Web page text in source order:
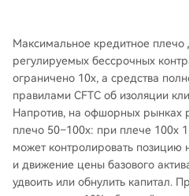
Максимальное кредитное плечо
регулируемых бессрочных
ограничено 10x, а средства
правилами CFTC об изоляции
Напротив, на офшорных рынках
плечо 50–100x: при плече 100x
может контролировать позицию
и движение цены базового
удвоить или обнулить капитал.